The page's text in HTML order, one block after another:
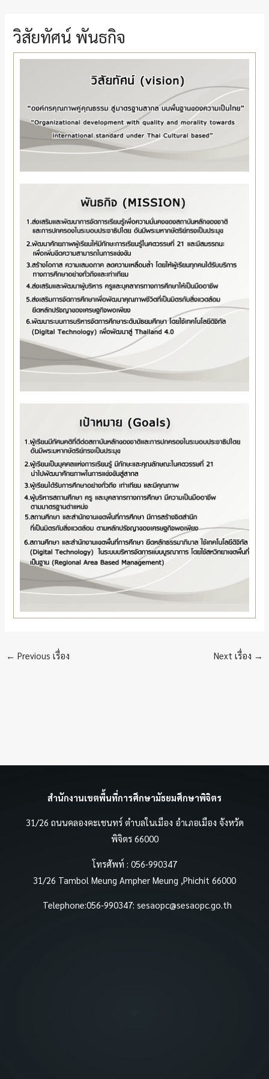
วิสัยทัศน์ พันธกิจ
← Previous เรื่อง Next เรื่อง →
สำนักงานเขตพื้นที่การศึกษามัธยมศึกษาพิจิตร
31/26 ถนนคลองคะเชนทร์ ตำบลในเมือง อำเภอเมือง จังหวัด
พิจิตร 66000
โทรศัพท์ : 056-990347
31/26 Tambol Meung Ampher Meung ,Phichit 66000
Telephone:056-990347: sesaopc@sesaopc.go.th